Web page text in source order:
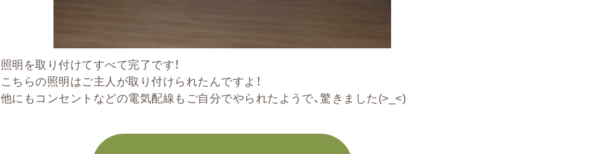
照明を取り付けてすべて完了です！
こちらの照明はご主人が取り付けられたんですよ！
他にもコンセントなどの電気配線もご自分でやられたようで、驚きました(>_<)